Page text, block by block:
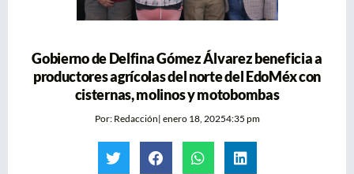
Gobierno de Delfina Gómez Álvarez beneficia a
productores agrícolas del norte del EdoMéx con
cisternas, molinos y motobombas
Por:Redacción| enero 18, 20254:35 pm